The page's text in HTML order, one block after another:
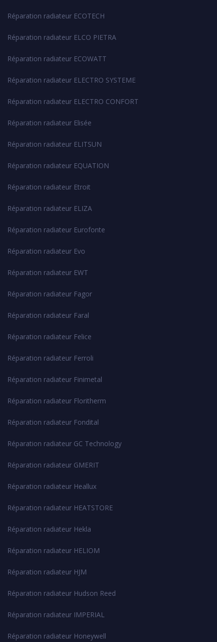
Réparation radiateur ECOTECH
Réparation radiateur ELCO PIETRA
Réparation radiateur ECOWATT
Réparation radiateur ELECTRO SYSTEME
Réparation radiateur ELECTRO CONFORT
Réparation radiateur Elisée
Réparation radiateur ELITSUN
Réparation radiateur EQUATION
Réparation radiateur Etroit
Réparation radiateur ELIZA
Réparation radiateur Eurofonte
Réparation radiateur Evo
Réparation radiateur EWT
Réparation radiateur Fagor
Réparation radiateur Faral
Réparation radiateur Felice
Réparation radiateur Ferroli
Réparation radiateur Finimetal
Réparation radiateur Floritherm
Réparation radiateur Fondital
Réparation radiateur GC Technology
Réparation radiateur GMERIT
Réparation radiateur Heallux
Réparation radiateur HEATSTORE
Réparation radiateur Hekla
Réparation radiateur HELIOM
Réparation radiateur HJM
Réparation radiateur Hudson Reed
Réparation radiateur IMPERIAL
Réparation radiateur Honeywell